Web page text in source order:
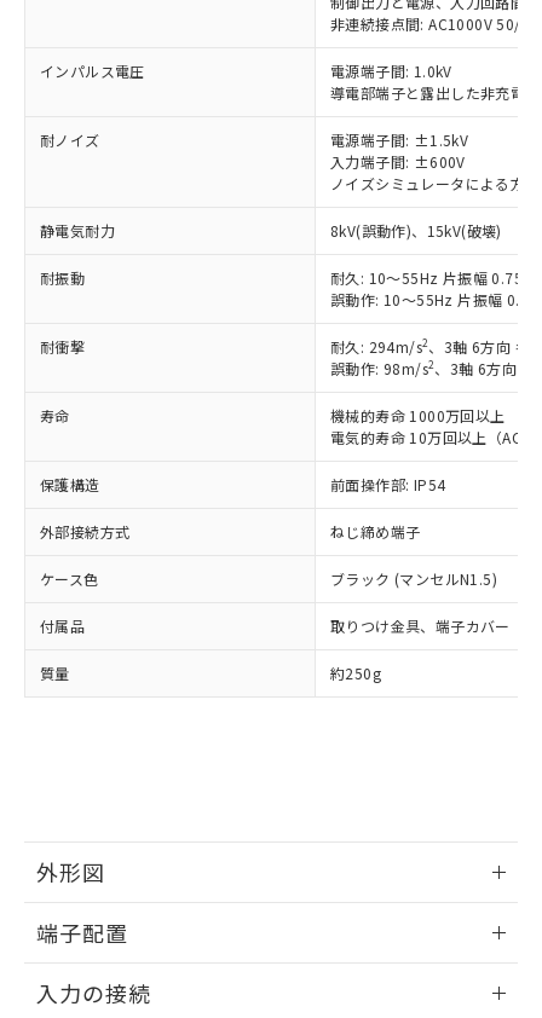
非連続接点間: AC1000V 50/
インパルス電圧
電源端子間: 1.0kV
導電部端子と露出した非充電
耐ノイズ
電源端子間: ±1.5kV
入力端子間: ±600V
ノイズシミュレータによる方
静電気耐力 8kV(誤動作)、15kV(破壊)
耐振動
耐久: 10～55Hz 片振幅
誤動作: 10～55Hz 片振幅
耐衝撃 耐久: 294m/s2、3軸 6方向 各
誤動作: 98m/s2、3軸 6方向 各
寿命
機械的寿命 1000万回以上
電気的寿命 10万回以上（
保護構造 前面操作部: IP54
外部接続方式 ねじ締め端子
ケース色 ブラック (マンセルN1.5)
付属品 取りつけ金具、端子カバー
質量 約250g
外形図
端子配置
入力の接続
正式な納期状況および標準価格はお客
様のお取引先、またはお客様担当のオ
ムロン制御機器販売店・当社販売員に
オムロン制御機器販売店や当社販売拠
販売ネットワーク
」をご確認
在庫状況および標準価格結果を当社の
事前の承諾なく第三者に漏洩または開
示しないようお願いします。
マイパーツ機能（部品リスト作成サー
ビス）をご利用いただくには、I-Web
メンバーズにご登録されている必要が
お客様が当ウェブサイト上で当社にご
登録された部品リストについて、当社
および当社の共同利用者が、当社の製
品・サービスに関するお客様との取
引・商談に必要な範囲で利用すること
※当社の共同利用者とは、"個人情報
の「1.共同利
用者の範囲」に記載されている法人を
ル) (DEHP)(別名：DOP) 1000ppm以下、フタル酸ブチ
ルベンジル（BBP） 1000ppm以下、フタル酸ジブチル
（DBP） 1000ppm以下、フタル酸ジイソブチル
(DIBP) 1000ppm以下
但し、RoHS指令で産業用監視および制御機器に対する
フタル酸エステル類の４物質については閾値を超える意
図的な使用がないことを確認しています。
部品在庫の切り替え状況などにより、予定
月が前後することがあります。
※3 非含有証明書ダウンロード
下記の非含有証明書をダウンロードするこ
EU RoHS指令（10物質）の非含有証明書
51物質の非含有証明書（当社基準）
るもので、過去に遡って非含有を証明する
物質の対応では、対応完了までの期間は出
荷製品に未対応品が混在することから備考
DBP(フタル酸ジブチル) : 1000ppm、 DIBP(フタル酸ジ
イソブチル) : 1000ppm、 BBP(フタル酸ブチルベンジ
ル) : 1000ppm、
DEHP(フタル酸ビス(2-エチルヘキシル)) : 1000ppm
「ｅ」：有害物質（10物質）のすべてが基
準値以下であることを示します。
「10」：通常の使用状況下において有害物
質が外部に漏えいし、環境に深刻な影響を
及ぼさない年数を意味します。
「－」：未確認です。当社販売部門へお問
当社は規制貨物を破棄する場合は、完
全に破砕するなど、違法に輸出されな
いよう必要な手段を講じます。
当社は貴社製品を、核兵器、ミサイ
ル、化学兵器、生物兵器またはその他
武器並びにこれらの製造装置等に一切
当社は、貴社製品を第三者に販売する
場合は、上記1、2および3の内容を当
該第三者に通知します。また当社は、
法に輸出するおそれがある場合は、取
り引きをいたしません。
在庫なし(最新の在庫状況につ
いては、お客様のお取引先、ま
たはお客様担当のオムロン制御
機器販売店・当社販売員にご確
受注生産機種、また在庫状況の
情報を公開していない機種